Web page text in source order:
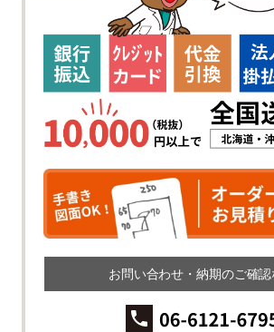
お問い合わせ・納期のご確